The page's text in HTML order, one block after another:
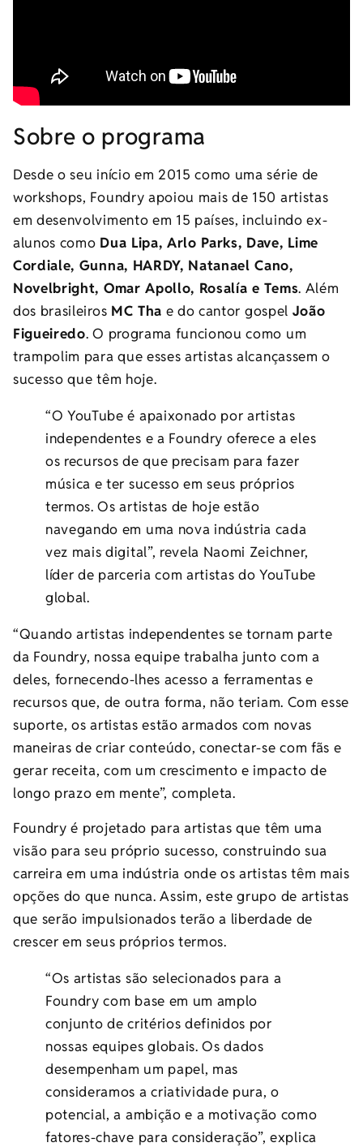
Sobre o programa
Desde o seu início em 2015 como uma série de
workshops, Foundry apoiou mais de 150 artistas
em desenvolvimento em 15 países, incluindo ex-
alunos como Dua Lipa, Arlo Parks, Dave, Lime
Cordiale, Gunna, HARDY, Natanael Cano,
Novelbright, Omar Apollo, Rosalía e Tems. Além
dos brasileiros MC Tha e do cantor gospel João
Figueiredo. O programa funcionou como um
trampolim para que esses artistas alcançassem o
sucesso que têm hoje.
“O YouTube é apaixonado por artistas
independentes e a Foundry oferece a eles
os recursos de que precisam para fazer
música e ter sucesso em seus próprios
termos. Os artistas de hoje estão
navegando em uma nova indústria cada
vez mais digital”, revela Naomi Zeichner,
líder de parceria com artistas do YouTube
global.
“Quando artistas independentes se tornam parte
da Foundry, nossa equipe trabalha junto com a
deles, fornecendo-lhes acesso a ferramentas e
recursos que, de outra forma, não teriam. Com esse
suporte, os artistas estão armados com novas
maneiras de criar conteúdo, conectar-se com fãs e
gerar receita, com um crescimento e impacto de
longo prazo em mente”, completa.
Foundry é projetado para artistas que têm uma
visão para seu próprio sucesso, construindo sua
carreira em uma indústria onde os artistas têm mais
opções do que nunca. Assim, este grupo de artistas
que serão impulsionados terão a liberdade de
crescer em seus próprios termos.
“Os artistas são selecionados para a
Foundry com base em um amplo
conjunto de critérios definidos por
nossas equipes globais. Os dados
desempenham um papel, mas
consideramos a criatividade pura, o
potencial, a ambição e a motivação como
fatores-chave para consideração”, explica